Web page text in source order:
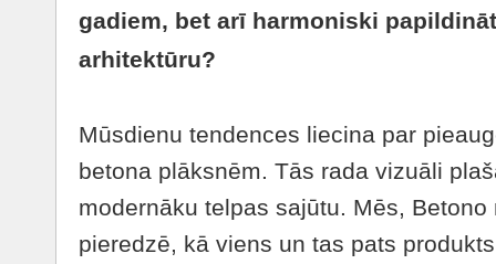
gadiem, bet arī harmoniski
arhitektūru?
Mūsdienu tendences liecina par
betona plāksnēm. Tās rada vizuāli
modernāku telpas sajūtu. Mēs,
pieredzē, kā viens un tas pats